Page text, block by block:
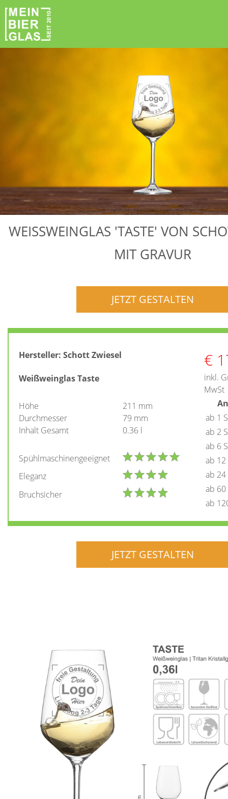
WEISSWEINGLAS 'TASTE' VON
IT GRAVUR
JETZT GESTALTEN
Hersteller: Schott Zwiesel
Weißweinglas Taste
Höhe
211 mm
Durchmesser
79 mm
Inhalt Gesamt
0.36 l
Spühlmaschinengeeignet
Eleganz
Bruchsicher
€
inkl.
MwSt
ab 1
ab 2
ab 6
ab 12
ab 24
ab 60
ab
JETZT GESTALTEN